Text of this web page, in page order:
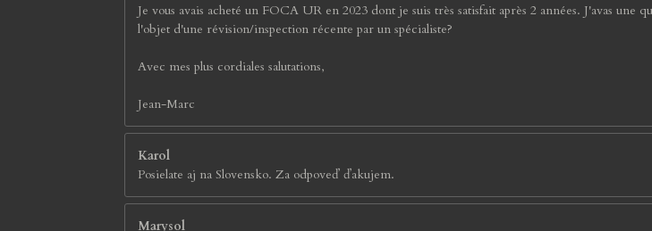
Je vous avais acheté un FOCA UR en 2023 dont je suis très satisfait après 2 années. J'avas
l'objet d'une révision/inspection récente par un spécialiste?
Avec mes plus cordiales salutations,
Jean-Marc
Karol
Posielate aj na Slovensko. Za odpoveď ďakujem.
Marysol